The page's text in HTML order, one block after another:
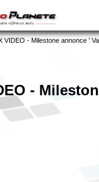
VIDEO - Milestone annonce '
-